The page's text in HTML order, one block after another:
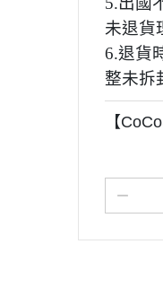
未退貨
6.退貨
整未拆
【